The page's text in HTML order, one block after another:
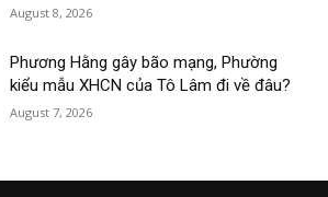
August 8, 2026
Phương Hằng gây bão mạng, Phường
kiểu mẫu XHCN của Tô Lâm đi về đâu?
August 7, 2026